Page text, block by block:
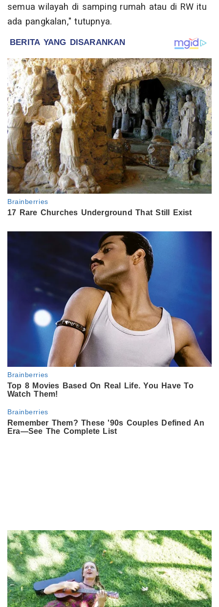
semua wilayah di samping rumah atau di RW itu
ada pangkalan," tutupnya.